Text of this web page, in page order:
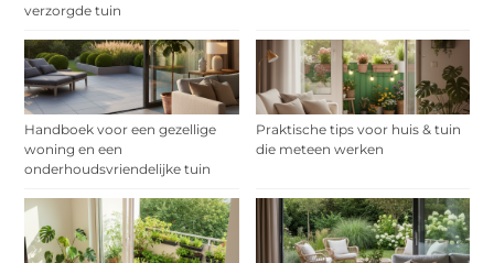
verzorgde tuin
Handboek voor een gezellige
woning en een
onderhoudsvriendelijke tuin
Praktische tips voor huis & tuin
die meteen werken